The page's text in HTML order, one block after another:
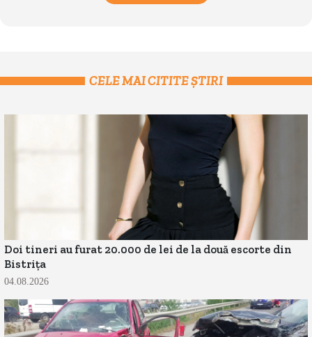
CELE MAI CITITE ȘTIRI
Doi tineri au furat 20.000 de lei de la două escorte din
Bistrița
04.08.2026